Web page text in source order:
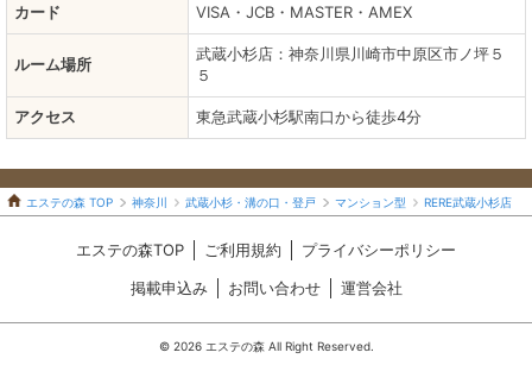
カード VISA・JCB・MASTER・AMEX
ルーム場所
武蔵小杉店：神奈川県川崎市中原区市ノ坪５
５
アクセス 東急武蔵小杉駅南口から徒歩4分
エステの森 TOP 神奈川 武蔵小杉・溝の口・登戸 マンション型 RERE武蔵小杉店
エステの森TOP ご利用規約
プライバシーポリシー
掲載申込み
お問い合わせ 運営会社
© 2026 エステの森 All Right Reserved.